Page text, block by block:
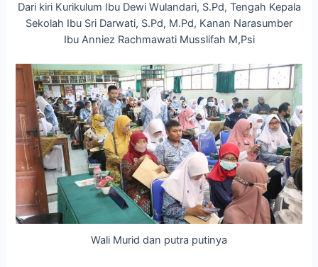
Dari kiri Kurikulum Ibu Dewi Wulandari, S.Pd, Tengah Kepala
Sekolah Ibu Sri Darwati, S.Pd, M.Pd, Kanan Narasumber
Ibu Anniez Rachmawati Musslifah M,Psi
Wali Murid dan putra putinya